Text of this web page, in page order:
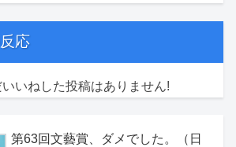
応
いねした投稿はありません!
第63回文藝賞、ダメでした。（日